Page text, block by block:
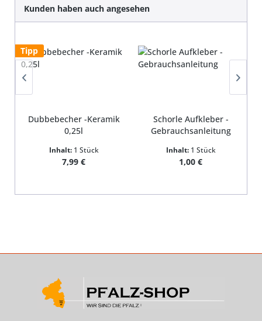
Kunden haben auch angesehen
Tipp
Dubbebecher -Keramik
0,25l
Inhalt: 1 Stück
Regulärer Preis:
7,99 €
Schorle Aufkleber -
Gebrauchsanleitung
Inhalt: 1 Stück
Regulärer Preis:
1,00 €